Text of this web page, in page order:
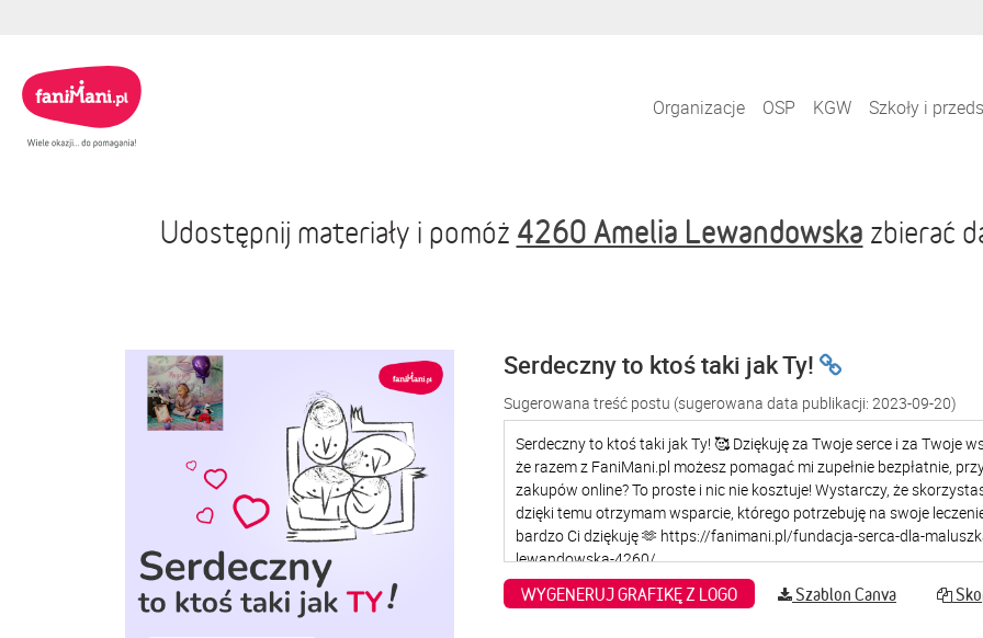
Organizacje OSP KGW Szkoły i
Udostępnij materiały i pomóż 4260 Amelia Lewandowska zbierać
Serdeczny to ktoś taki jak Ty!
Sugerowana treść postu (sugerowana data publikacji: 2023-09-20)
WYGENERUJ GRAFIKĘ Z LOGO Szablon Canva